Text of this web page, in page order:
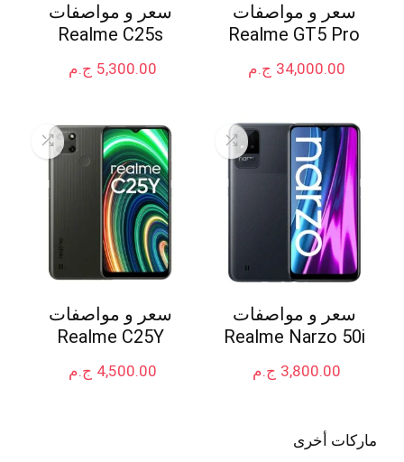
سعر و مواصفات
Realme GT5 Pro
ج.م 34,000.00
سعر و مواصفات
Realme C25s
ج.م 5,300.00
سعر و مواصفات
Realme Narzo 50i
ج.م 3,800.00
سعر و مواصفات
Realme C25Y
ج.م 4,500.00
ماركات أخرى